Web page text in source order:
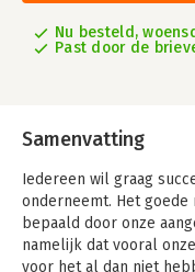
Nu besteld,
Past door de
Samenvatting
Iedereen wil graag
onderneemt. Het goede
bepaald door onze
namelijk dat vooral
voor het al dan niet